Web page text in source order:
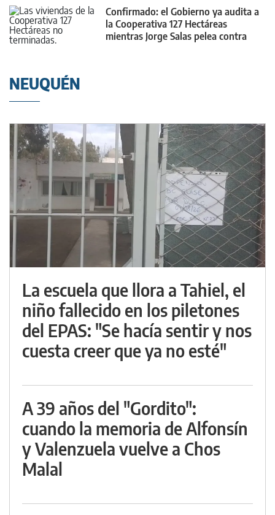
Confirmado: el Gobierno ya audita a
la Cooperativa 127 Hectáreas
mientras Jorge Salas pelea contra
NEUQUÉN
La escuela que llora a Tahiel, el
niño fallecido en los piletones
del EPAS: "Se hacía sentir y nos
cuesta creer que ya no esté"
A 39 años del "Gordito":
cuando la memoria de Alfonsín
y Valenzuela vuelve a Chos
Malal